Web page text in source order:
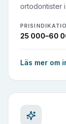
ortodontister
25 000–60
Läs mer om